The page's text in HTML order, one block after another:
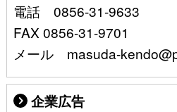
電話 0856-31-9633
FAX 0856-31-9701
メール masuda-
企業広告